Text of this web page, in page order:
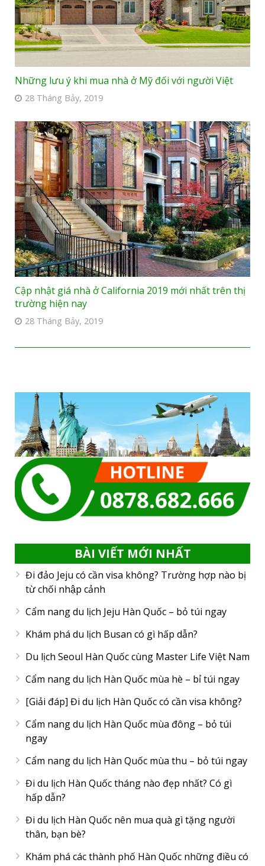
Những lưu ý khi mua nhà ở Mỹ đối với người Việt
28 Tháng Bảy, 2019
Cập nhật giá nhà ở California 2019 mới nhất trên thị
trường hiện nay
28 Tháng Bảy, 2019
BÀI VIẾT MỚI NHẤT
Đi đảo Jeju có cần visa không? Trường hợp nào bị
từ chối nhập cảnh
Cẩm nang du lịch Jeju Hàn Quốc – bỏ túi ngay
Khám phá du lịch Busan có gì hấp dẫn?
Du lịch Seoul Hàn Quốc cùng Master Life Việt Nam
Cẩm nang du lịch Hàn Quốc mùa hè – bỉ túi ngay
[Giải đáp] Đi du lịch Hàn Quốc có cần visa không?
Cẩm nang du lịch Hàn Quốc mùa đông – bỏ túi
ngay
Cẩm nang du lịch Hàn Quốc mùa thu – bỏ túi ngay
Đi du lịch Hàn Quốc tháng nào đẹp nhất? Có gì
hấp dẫn?
Đi du lịch Hàn Quốc nên mua quà gì tặng người
thân, bạn bè?
Khám phá các thành phố Hàn Quốc những điều có